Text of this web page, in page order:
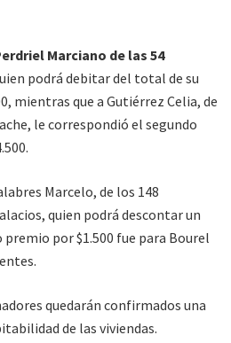
Marciano de las 54
podrá debitar del total de su
mientras que a Gutiérrez Celia, de
le correspondió el segundo
Marcelo, de los 148
quien podrá descontar un
por $1.500 fue para Bourel
quedarán confirmados una
de las viviendas.​